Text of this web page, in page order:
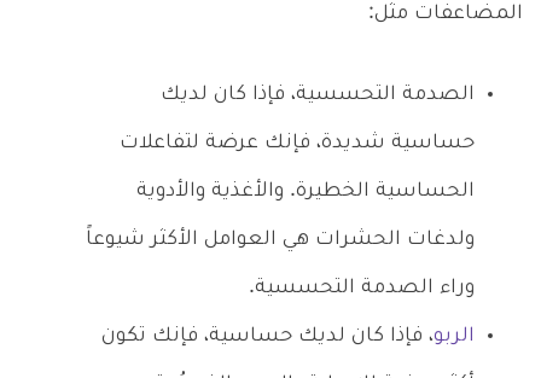
المضاعفات مثل:
الصدمة التحسسية، فإذا كان لديك
حساسية شديدة، فإنك عرضة لتفاعلات
الحساسية الخطيرة. والأغذية والأدوية
ولدغات الحشرات هي العوامل الأكثر شيوعاً
وراء الصدمة التحسسية.
الربو، فإذا كان لديك حساسية، فإنك تكون